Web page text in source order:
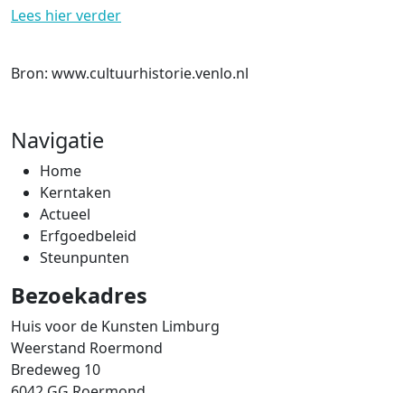
Lees hier verder
Bron: www.cultuurhistorie.venlo.nl
Navigatie
Home
Kerntaken
Actueel
Erfgoedbeleid
Steunpunten
Bezoekadres
Huis voor de Kunsten Limburg
Weerstand Roermond
Bredeweg 10